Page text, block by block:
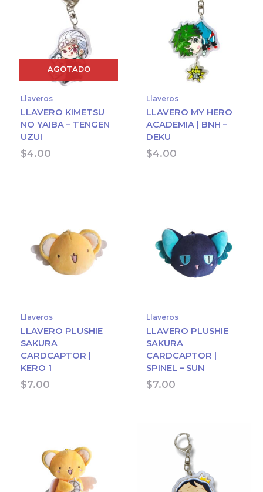
AGOTADO
Llaveros
LLAVERO KIMETSU
NO YAIBA – TENGEN
UZUI
$4.00
Llaveros
LLAVERO MY HERO
ACADEMIA | BNH –
DEKU
$4.00
Llaveros
LLAVERO PLUSHIE
SAKURA
CARDCAPTOR |
KERO 1
$7.00
Llaveros
LLAVERO PLUSHIE
SAKURA
CARDCAPTOR |
SPINEL – SUN
$7.00